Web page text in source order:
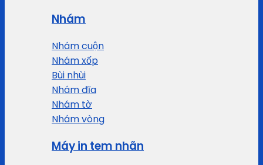
Nhám
Nhám cuộn
Nhám xốp
Bùi nhùi
Nhám đĩa
Nhám tờ
Nhám vòng
Máy in tem nhãn